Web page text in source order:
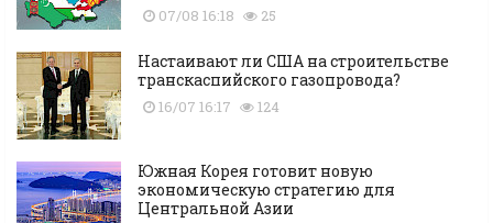
07/08 16:18 25
Настаивают ли США на строительстве
транскаспийского газопровода?
16/07 16:17 124
Южная Корея готовит новую
экономическую стратегию для
Центральной Азии